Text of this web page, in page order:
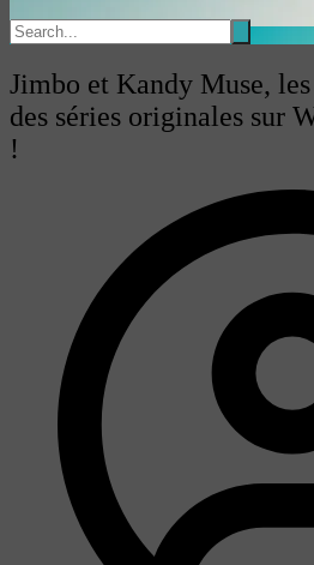
Jimbo et Kandy Muse,
des séries originales sur
!